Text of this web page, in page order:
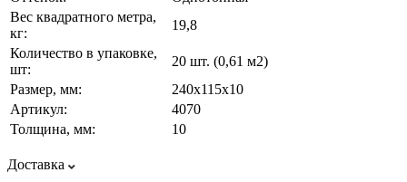
Вес квадратного метра,
кг:
19,8
Количество в упаковке,
шт:
20 шт. (0,61 м2)
Размер, мм:
240х115х10
Артикул:
4070
Толщина, мм:
10
Доставка